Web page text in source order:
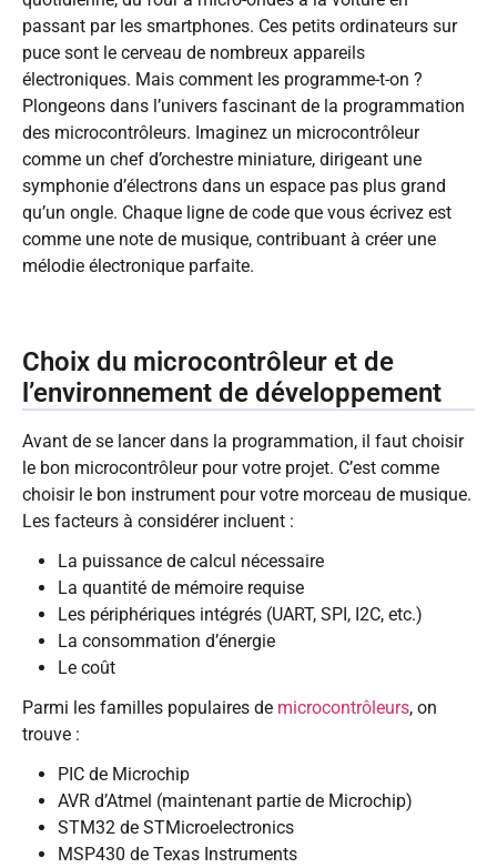
passant par les smartphones. Ces petits ordinateurs sur
puce sont le cerveau de nombreux appareils
électroniques. Mais comment les programme-t-on ?
Plongeons dans l’univers fascinant de la programmation
des microcontrôleurs. Imaginez un microcontrôleur
comme un chef d’orchestre miniature, dirigeant une
symphonie d’électrons dans un espace pas plus grand
qu’un ongle. Chaque ligne de code que vous écrivez est
comme une note de musique, contribuant à créer une
mélodie électronique parfaite.
Choix du microcontrôleur et de
l’environnement de développement
Avant de se lancer dans la programmation, il faut choisir
le bon microcontrôleur pour votre projet. C’est comme
choisir le bon instrument pour votre morceau de musique.
Les facteurs à considérer incluent :
La puissance de calcul nécessaire
La quantité de mémoire requise
Les périphériques intégrés (UART, SPI, I2C, etc.)
La consommation d’énergie
Le coût
Parmi les familles populaires de microcontrôleurs, on
trouve :
PIC de Microchip
AVR d’Atmel (maintenant partie de Microchip)
STM32 de STMicroelectronics
MSP430 de Texas Instruments